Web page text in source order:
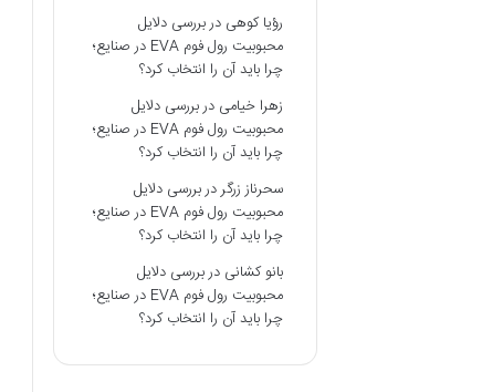
رؤیا کوهی دربررسی دلایل
محبوبیت رول فوم EVA در صنایع؛
چرا باید آن را انتخاب کرد؟
زهرا خیامی دربررسی دلایل
محبوبیت رول فوم EVA در صنایع؛
چرا باید آن را انتخاب کرد؟
سحرناز زرگردربررسی دلایل
محبوبیت رول فوم EVA در صنایع؛
چرا باید آن را انتخاب کرد؟
بانو کشانی دربررسی دلایل
محبوبیت رول فوم EVA در صنایع؛
چرا باید آن را انتخاب کرد؟